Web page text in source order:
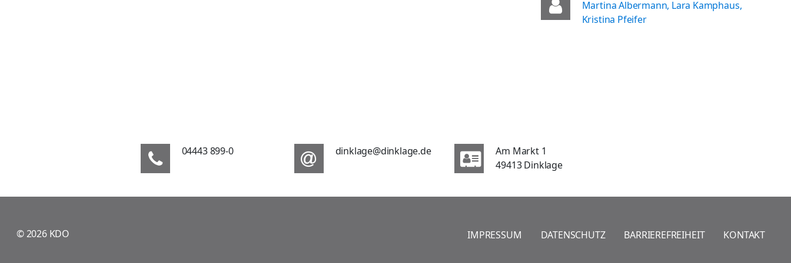
Martina Albermann, Lara Kamphaus,
Kristina Pfeifer
04443 899-0 dinklage@dinklage.de
Am Markt 1
49413 Dinklage
© 2026 KDO IMPRESSUM DATENSCHUTZ BARRIEREFREIHEIT KONTAKT